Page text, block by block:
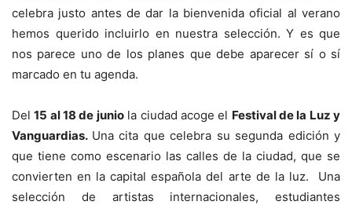
celebra justo antes de dar la bienvenida oficial al verano
hemos querido incluirlo en nuestra selección. Y es que
nos parece uno de los planes que debe aparecer sí o sí
marcado en tu agenda.
Del15 al 18 de juniola ciudad acoge el Festival de la Luz y
Vanguardias. Una cita que celebra su segunda edición y
que tiene como escenario las calles de la ciudad, que se
convierten en la capital española del arte de la luz. Una
selección de artistas internacionales, estudiantes